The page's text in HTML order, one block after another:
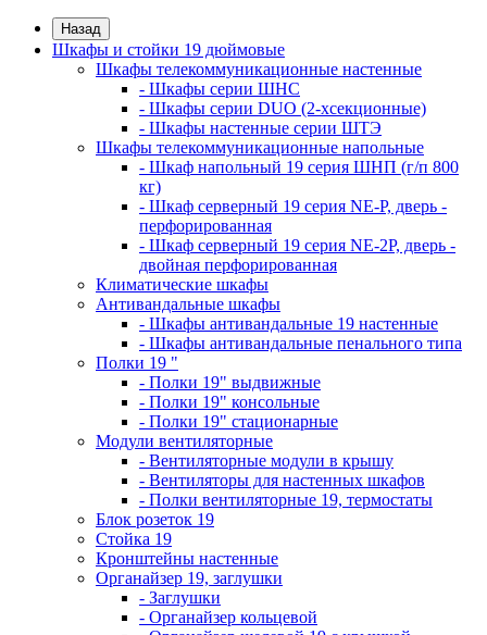
Назад
Шкафы и стойки 19 дюймовые
Шкафы телекоммуникационные настенные
- Шкафы серии ШНС
- Шкафы серии DUO (2-хсекционные)
- Шкафы настенные серии ШТЭ
Шкафы телекоммуникационные напольные
- Шкаф напольный 19 серия ШНП (г/п 800
кг)
- Шкаф серверный 19 серия NE-P, дверь -
перфорированная
- Шкаф серверный 19 серия NE-2P, дверь -
двойная перфорированная
Климатические шкафы
Антивандальные шкафы
- Шкафы антивандальные 19 настенные
- Шкафы антивандальные пенального типа
Полки 19 "
- Полки 19" выдвижные
- Полки 19" консольные
- Полки 19" стационарные
Модули вентиляторные
- Вентиляторные модули в крышу
- Вентиляторы для настенных шкафов
- Полки вентиляторные 19, термостаты
Блок розеток 19
Стойка 19
Кронштейны настенные
Органайзер 19, заглушки
- Заглушки
- Органайзер кольцевой